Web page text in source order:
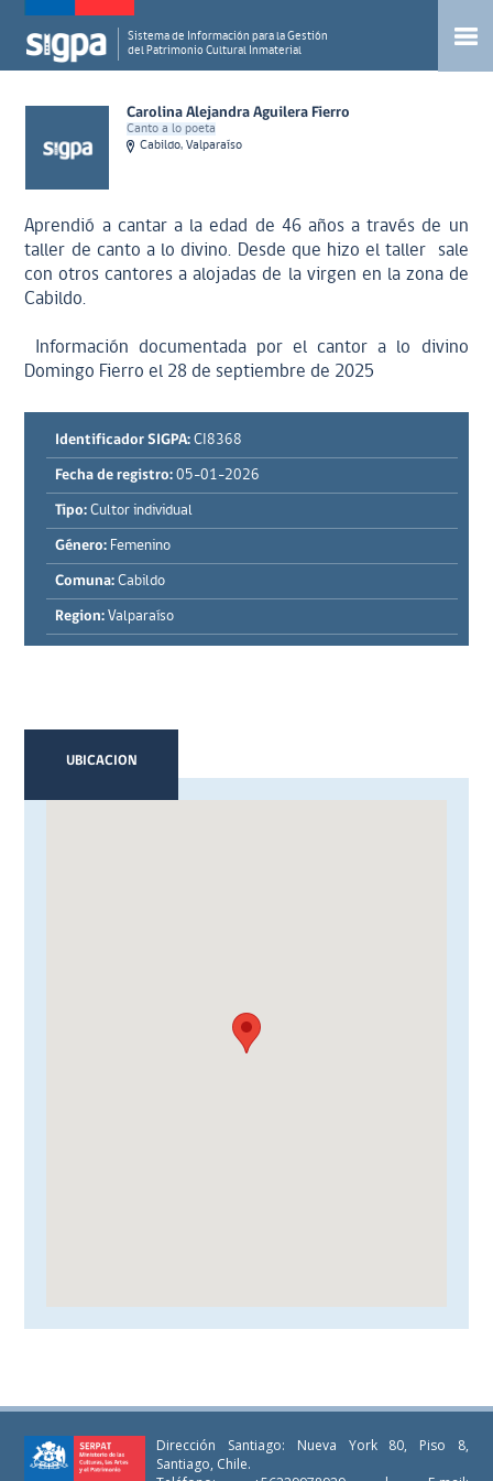
Sistema de Información para la Gestión
del Patrimonio Cultural Inmaterial
Carolina Alejandra Aguilera Fierro
Canto a lo poeta
Cabildo, Valparaíso
Aprendió a cantar a la edad de 46 años a través de un
taller de canto a lo divino. Desde que hizo el taller sale
con otros cantores a alojadas de la virgen en la zona de
Cabildo.
Información documentada por el cantor a lo divino
Domingo Fierro el 28 de septiembre de 2025
Identificador SIGPA: CI8368
Fecha de registro: 05-01-2026
Tipo: Cultor individual
Género: Femenino
Comuna: Cabildo
Region: Valparaíso
UBICACION
Dirección Santiago: Nueva York 80, Piso 8,
Santiago, Chile.